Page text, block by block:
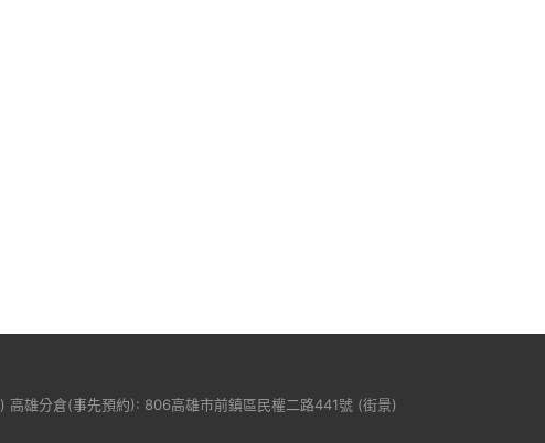
) 高雄分倉(事先預約): 806高雄市前鎮區民權二路441號 (街景)